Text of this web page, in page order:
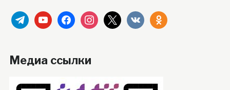
telegramyoutubefacebookinstagram
x vkontakteodnoklassniki
Медиа ссылки